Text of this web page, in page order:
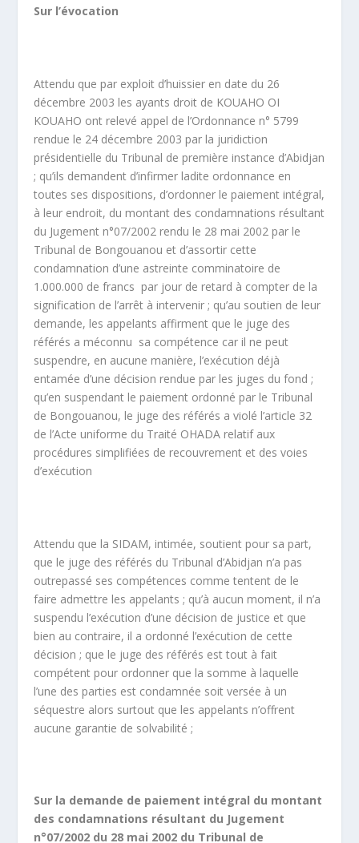
Sur l’évocation
Attendu que par exploit d’huissier en date du 26
décembre 2003 les ayants droit de KOUAHO OI
KOUAHO ont relevé appel de l’Ordonnance n° 5799
rendue le 24 décembre 2003 par la juridiction
présidentielle du Tribunal de première instance d’Abidjan
; qu’ils demandent d’infirmer ladite ordonnance en
toutes ses dispositions, d’ordonner le paiement intégral,
à leur endroit, du montant des condamnations résultant
du Jugement n°07/2002 rendu le 28 mai 2002 par le
Tribunal de Bongouanou et d’assortir cette
condamnation d’une astreinte comminatoire de
1.000.000 de francs par jour de retard à compter de la
signification de l’arrêt à intervenir ; qu’au soutien de leur
demande, les appelants affirment que le juge des
référés a méconnu sa compétence car il ne peut
suspendre, en aucune manière, l’exécution déjà
entamée d’une décision rendue par les juges du fond ;
qu’en suspendant le paiement ordonné par le Tribunal
de Bongouanou, le juge des référés a violé l’article 32
de l’Acte uniforme du Traité OHADA relatif aux
procédures simplifiées de recouvrement et des voies
d’exécution
Attendu que la SIDAM, intimée, soutient pour sa part,
que le juge des référés du Tribunal d’Abidjan n’a pas
outrepassé ses compétences comme tentent de le
faire admettre les appelants ; qu’à aucun moment, il n’a
suspendu l’exécution d’une décision de justice et que
bien au contraire, il a ordonné l’exécution de cette
décision ; que le juge des référés est tout à fait
compétent pour ordonner que la somme à laquelle
l’une des parties est condamnée soit versée à un
séquestre alors surtout que les appelants n’offrent
aucune garantie de solvabilité ;
Sur la demande de paiement intégral du montant
des condamnations résultant du Jugement
n°07/2002 du 28 mai 2002 du Tribunal de